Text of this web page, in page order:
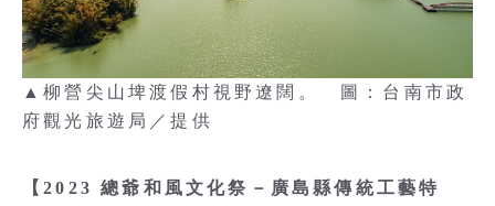
▲柳營尖山埤渡假村視野遼闊。 圖：台南市政
府觀光旅遊局／提供
【2023 總爺和風文化祭－廣島縣傳統工藝特